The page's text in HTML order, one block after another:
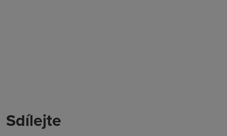
Sdílejte